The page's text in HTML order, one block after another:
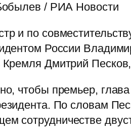
/ РИА Новости
и по
России
Кремля Дмитрий
чтобы премьер,
По словам
сотрудничестве